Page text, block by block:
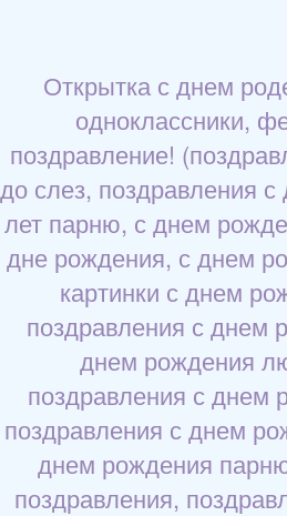
Открытка с днем
одноклассники,
поздравление!
до слез, поздравления
лет парню, с днем
дне рождения, с днем
картинки с днем
поздравления с днем
днем рождения
поздравления с днем
поздравления с днем
днем рождения
поздравления,